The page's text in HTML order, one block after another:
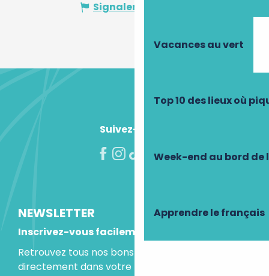
Vacances au vert
Top 10 des lieux où
Week-end au bord de
Apprendre le français
Signaler une erreur
Suivez-nous !
NEWSLETTER
Inscrivez-vous facilement
Retrouvez tous nos bons plans et idées séjours
directement dans votre boite mail.